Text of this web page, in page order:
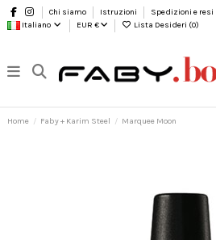
Chi siamo Istruzioni
Spedizioni e resi
Italiano
EUR € Lista Desideri (0)
Home Faby + Karim Steel Marquee Moon